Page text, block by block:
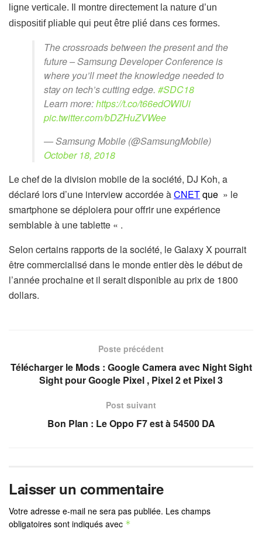
ligne verticale. Il montre directement la nature d’un
dispositif pliable qui peut être plié dans ces formes.
The crossroads between the present and the
future – Samsung Developer Conference is
where you’ll meet the knowledge needed to
stay on tech’s cutting edge. #SDC18
Learn more:https://t.co/t66edOWIUi
pic.twitter.com/bDZHuZVWee
— Samsung Mobile (@SamsungMobile)
October 18, 2018
Le chef de la division mobile de la société, DJ Koh, a
déclaré lors d’une interview accordée àCNETque » le
smartphone se déploiera pour offrir une expérience
semblable à une tablette « .
Selon certains rapports de la société, le Galaxy X pourrait
être commercialisé dans le monde entier dès le début de
l’année prochaine et il serait disponible au prix de 1800
dollars.
Poste précédent
Télécharger le Mods : Google Camera avec Night Sight
Sight pour Google Pixel , Pixel 2 et Pixel 3
Post suivant
Bon Plan : Le Oppo F7 est à 54500 DA
Laisser un commentaire
Votre adresse e-mail ne sera pas publiée. Les champs
obligatoires sont indiqués avec *